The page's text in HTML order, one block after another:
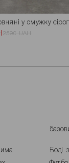
у смужку
2590 UAH
Боді